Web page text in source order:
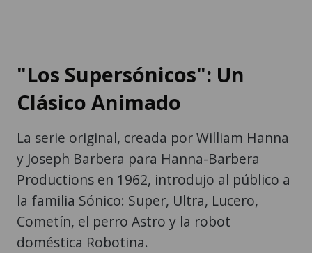
"Los Supersónicos": Un
Clásico Animado
La serie original, creada por William Hanna
y Joseph Barbera para Hanna-Barbera
Productions en 1962, introdujo al público a
la familia Sónico: Super, Ultra, Lucero,
Cometín, el perro Astro y la robot
doméstica Robotina.